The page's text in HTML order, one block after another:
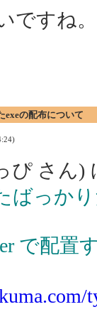
ですね。
exeの配布について
ぴ さん)
ばっか
で配置